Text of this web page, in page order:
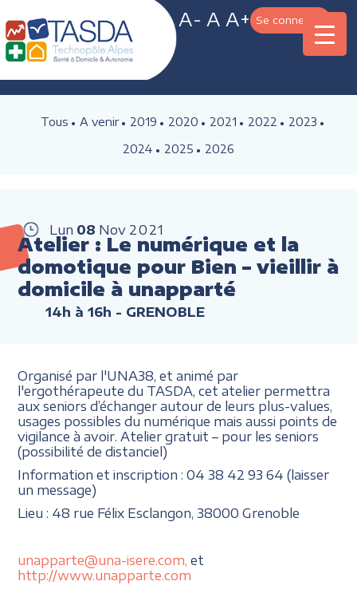
A- A A+ Se connecter
Tous A venir 2019 2020 2021 2022
2023
2024
2025 2026
Lun 08 Nov 2021
Atelier : Le numérique et la
domotique pour Bien – vieillir à
domicile à unapparté
14h à 16h - GRENOBLE
Organisé par l'UNA38, et animé par
l'ergothérapeute du TASDA, cet atelier permettra
aux seniors d’échanger autour de leurs plus-values,
usages possibles du numérique mais aussi points de
vigilance à avoir. Atelier gratuit – pour les seniors
(possibilité de distanciel)
Information et inscription : 04 38 42 93 64 (laisser
un message)
Lieu : 48 rue Félix Esclangon, 38000 Grenoble
unapparte@una-isere.com, et
http://www.unapparte.com